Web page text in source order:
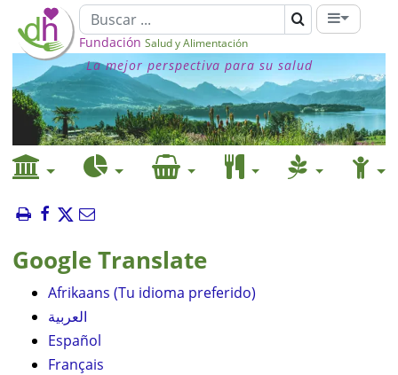
Fundación Salud y Alimentación
La mejor perspectiva para su salud
Google Translate
Afrikaans (Tu idioma preferido)
العربية
Español
Français